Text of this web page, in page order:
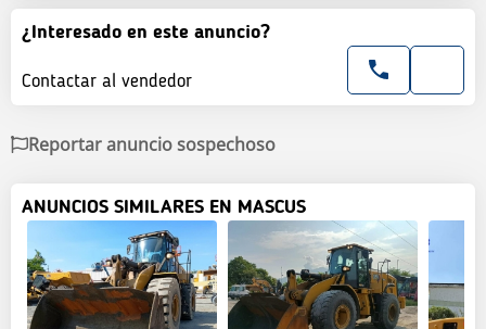
¿Interesado en este anuncio?
Contactar al vendedor
Reportar anuncio sospechoso
ANUNCIOS SIMILARES EN MASCUS